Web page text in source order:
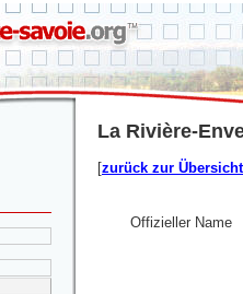
La Rivière-
[zurück zur Übersicht
Offizieller Name